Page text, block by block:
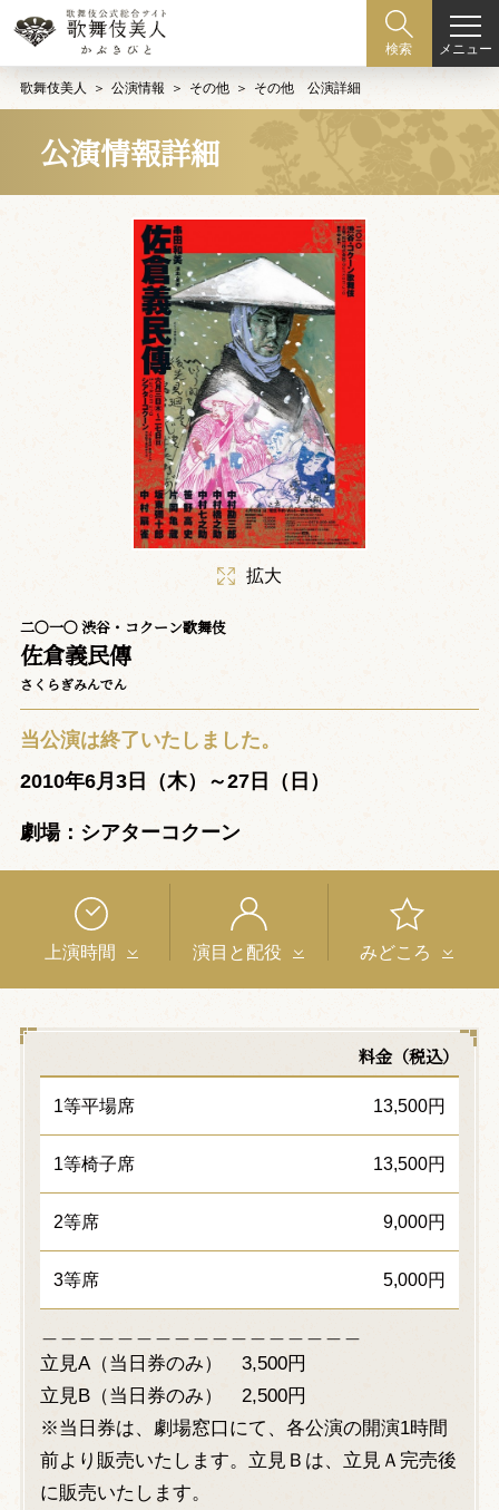
検索 メニュー
歌舞伎美人 公演情報 その他 その他 公演詳細
公演情報詳細
拡大
二〇一〇 渋谷・コクーン歌舞伎
佐倉義民傳
さくらぎみんでん
当公演は終了いたしました。
2010年6月3日（木）～27日（日）
劇場：シアターコクーン
上演時間 演目と配役 みどころ
料金（税込）
1等平場席 13,500円
1等椅子席 13,500円
2等席 9,000円
3等席 5,000円
立見A（当日券のみ） 3,500円
立見B（当日券のみ） 2,500円
※当日券は、劇場窓口にて、各公演の開演1時間
前より販売いたします。立見Ｂは、立見Ａ完売後
に販売いたします。